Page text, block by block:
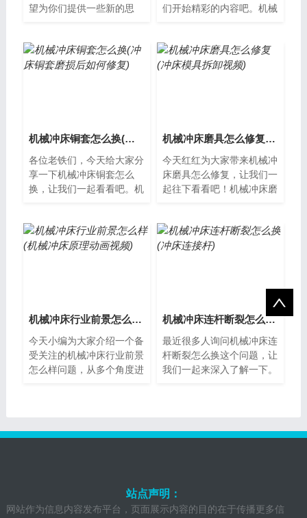
望为你们提供一些新的思
属加工设备，...
们开始精彩的内容吧。机械
部件，如果...
机械冲床铜套怎么换(冲床铜套磨损后如何修复)
各位老铁们，今天给大家分
享一下机械冲床铜套怎么
换，让我们一起看看吧。机
套则是其重要...
机械冲床磨具怎么修复(冲床模具拆卸视频)
今天红红为大家带来机械冲
床磨具怎么修复，让我们一
起往下看看吧！机械冲床磨
中重要的组...
机械冲床行业前景怎么样(机械冲床原理动画视频)
今天小编为大家介绍一个备
受关注的机械冲床行业前景
怎么样问题，从多个角度进
机械冲床连杆断裂怎么换(冲床连接杆)
最近很多人询问机械冲床连
杆断裂怎么换这个问题，让
我们一起来深入了解一下。
站点声明：
网站作为信息内容发布平台，页面展示内容的目的在于传播更多信